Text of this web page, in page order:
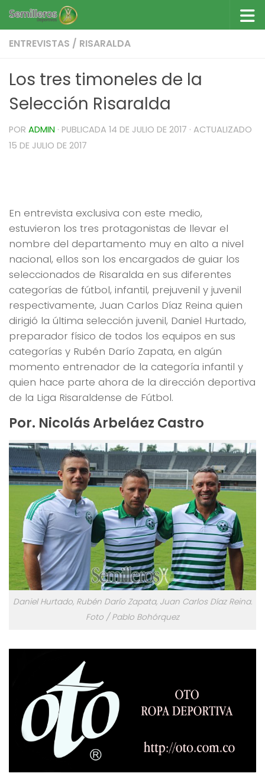
Saltar al contenido
ENTREVISTAS / RISARALDA
Los tres timoneles de la
Selección Risaralda
POR ADMIN · PUBLICADA 14 DE JULIO DE 2017 · ACTUALIZADO
15 DE JULIO DE 2017
En entrevista exclusiva con este medio,
estuvieron los tres protagonistas de llevar el
nombre del departamento muy en alto a nivel
nacional, ellos son los encargados de guiar los
seleccionados de Risaralda en sus diferentes
categorías de fútbol, infantil, prejuvenil y juvenil
respectivamente, Juan Carlos Díaz Reina quien
dirigió la última selección juvenil, Daniel Hurtado,
preparador físico de todos los equipos en sus
categorías y Rubén Darío Zapata, en algún
momento entrenador de la categoría infantil y
quien hace parte ahora de la dirección deportiva
de la Liga Risaraldense de Fútbol.
Por. Nicolás Arbeláez Castro
Daniel Hurtado, Rubén Darío Zapata, Juan Carlos Díaz Reina.
Foto / Pablo Bohórquez